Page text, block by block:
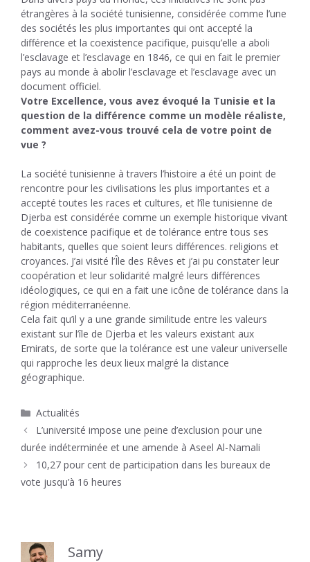
étrangères à la société tunisienne, considérée comme l’une
des sociétés les plus importantes qui ont accepté la
différence et la coexistence pacifique, puisqu’elle a aboli
l’esclavage et l’esclavage en 1846, ce qui en fait le premier
pays au monde à abolir l’esclavage et l’esclavage avec un
document officiel.
Votre Excellence, vous avez évoqué la Tunisie et la
question de la différence comme un modèle réaliste,
comment avez-vous trouvé cela de votre point de
vue ?
La société tunisienne à travers l’histoire a été un point de
rencontre pour les civilisations les plus importantes et a
accepté toutes les races et cultures, et l’île tunisienne de
Djerba est considérée comme un exemple historique vivant
de coexistence pacifique et de tolérance entre tous ses
habitants, quelles que soient leurs différences. religions et
croyances. J’ai visité l’Île des Rêves et j’ai pu constater leur
coopération et leur solidarité malgré leurs différences
idéologiques, ce qui en a fait une icône de tolérance dans la
région méditerranéenne.
Cela fait qu’il y a une grande similitude entre les valeurs
existant sur l’île de Djerba et les valeurs existant aux
Emirats, de sorte que la tolérance est une valeur universelle
qui rapproche les deux lieux malgré la distance
géographique.
Catégories
Actualités
L’université impose une peine d’exclusion pour une
durée indéterminée et une amende à Aseel Al-Namali
10,27 pour cent de participation dans les bureaux de
vote jusqu’à 16 heures
Samy